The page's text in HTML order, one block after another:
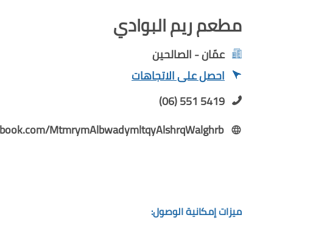
مطعم ريم البوادي
عمّان - الصالحين
احصل على الاتجاهات
(06) 551 5419
MtmrymAlbwadymltqyAlshrqWalghrb
ميزات إمكانية الوصول: